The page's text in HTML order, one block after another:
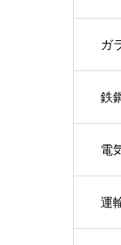
ガ
鉄
電
運